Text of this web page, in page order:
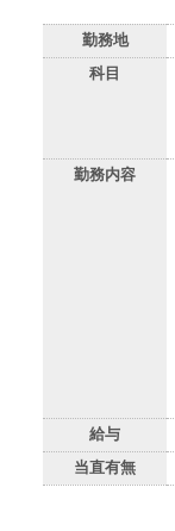
勤務地
科目
勤務内容
給与
当直有無